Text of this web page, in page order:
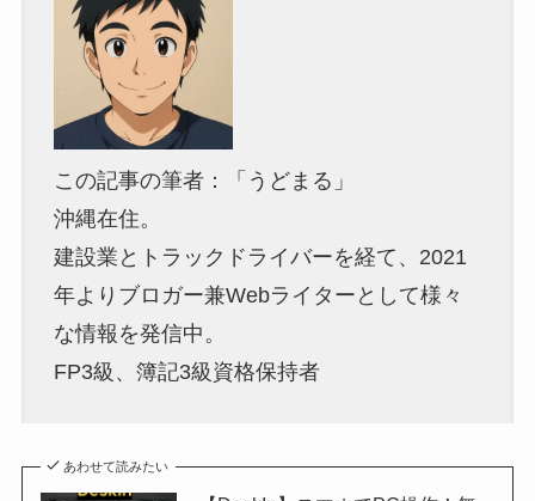
この記事の筆者：「うどまる」
沖縄在住。
建設業とトラックドライバーを経て、2021
年よりブロガー兼Webライターとして様々
な情報を発信中。
FP3級、簿記3級資格保持者
あわせて読みたい